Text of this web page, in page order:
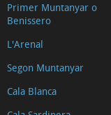
Primer Muntanyar o
Benissero
L'Arenal
Segon Muntanyar
Cala Blanca